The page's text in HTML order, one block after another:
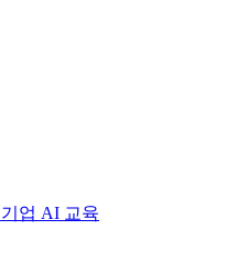
기업 AI 교육